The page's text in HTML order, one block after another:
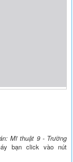
Mĩ thuật 9 - Trường
bạn click vào nút